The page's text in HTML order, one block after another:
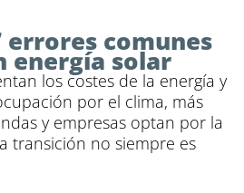
errores comunes
energía solar
los costes de la energía y
por el clima, más
y empresas optan por la
transición no siempre es